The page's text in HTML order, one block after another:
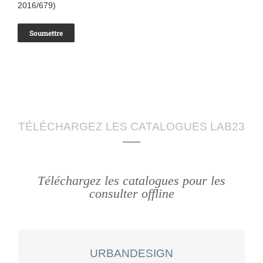
2016/679)
TÉLÉCHARGEZ LES CATALOGUES LAB23
Téléchargez les catalogues pour les
consulter offline
URBANDESIGN
URBANDESIGN